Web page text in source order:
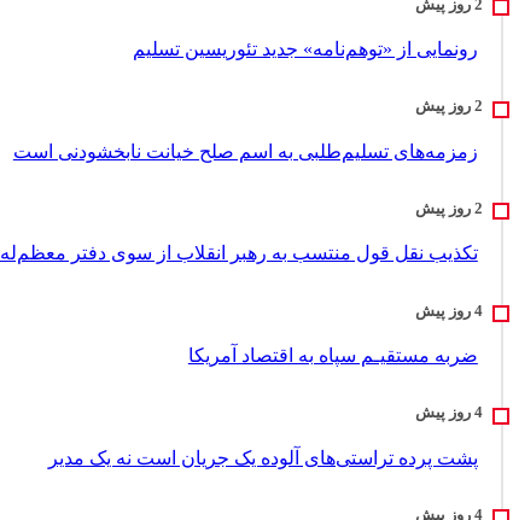
رونمایی از «توهم‌نامه» جدید تئور‌یسین تسلیم
زمزمه‌های تسلیم‌طلبی به اسم صلح خیانت نابخشودنی است
تکذیب نقل قول منتسب به رهبر انقلاب از سوی دفتر معظم‌له
ضربه مستقیـم سپاه به اقتصاد آمر‌یکا
پشت پرده تراستی‌های آلوده یک جریان است نه یک مدیر